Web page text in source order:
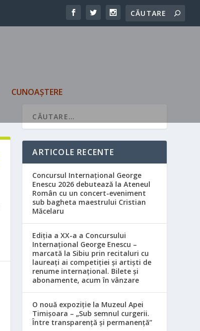
CUNOAȘTERE
ARTICOLE RECENTE
Concursul Internațional George
Enescu 2026 debutează la Ateneul
Român cu un concert-eveniment
sub bagheta maestrului Cristian
Măcelaru
Ediția a XX-a a Concursului
Internațional George Enescu –
marcată la Sibiu prin recitaluri cu
laureați ai competiției și artiști de
renume internațional. Bilete și
abonamente, acum în vânzare
O nouă expoziție la Muzeul Apei
Timișoara – „Sub semnul curgerii.
Între transparență și permanență”